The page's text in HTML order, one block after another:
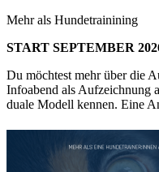
Mehr als Hundetrainining
START SEPTEMBER
Du möchtest mehr über die
Infoabend als Aufzeichnung
duale Modell kennen. Eine